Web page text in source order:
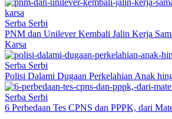
Serba Serbi
PNM dan Unilever Kembali Jalin Kerja
Karsa
Serba Serbi
Polisi Dalami Dugaan Perkelahian Anak
Serba Serbi
6 Perbedaan Tes CPNS dan PPPK, dari